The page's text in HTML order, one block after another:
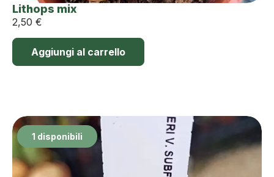
Lithops mix
2,50 €
Aggiungi al carrello
1 disponibili